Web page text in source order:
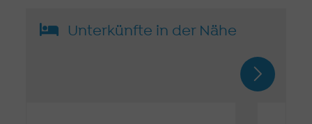
Unterkünfte in der Nähe